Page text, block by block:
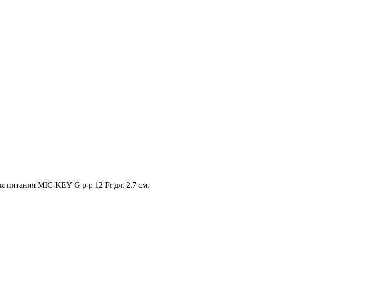
питания MIC-KEY G р-р 12 Fr дл. 2.7 см.